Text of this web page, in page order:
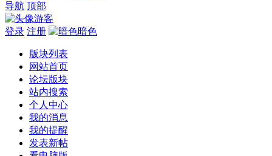
导航 顶部
游客
登录 注册 暗色
版块列表
网站首页
论坛版块
站内搜索
个人中心
我的消息
我的提醒
发表新帖